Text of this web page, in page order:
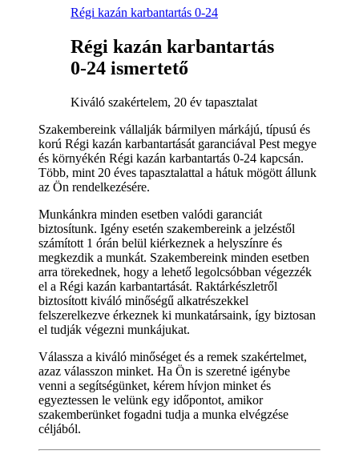
Régi kazán karbantartás 0-24
Régi kazán karbantartás
0-24 ismertető
Kiváló szakértelem, 20 év tapasztalat
Szakembereink vállalják bármilyen márkájú, típusú és
korú Régi kazán karbantartását garanciával Pest megye
és környékén Régi kazán karbantartás 0-24 kapcsán.
Több, mint 20 éves tapasztalattal a hátuk mögött állunk
az Ön rendelkezésére.
Munkánkra minden esetben valódi garanciát
biztosítunk. Igény esetén szakembereink a jelzéstől
számított 1 órán belül kiérkeznek a helyszínre és
megkezdik a munkát. Szakembereink minden esetben
arra törekednek, hogy a lehető legolcsóbban végezzék
el a Régi kazán karbantartását. Raktárkészletről
biztosított kiváló minőségű alkatrészekkel
felszerelkezve érkeznek ki munkatársaink, így biztosan
el tudják végezni munkájukat.
Válassza a kiváló minőséget és a remek szakértelmet,
azaz válasszon minket. Ha Ön is szeretné igénybe
venni a segítségünket, kérem hívjon minket és
egyeztessen le velünk egy időpontot, amikor
szakemberünket fogadni tudja a munka elvégzése
céljából.